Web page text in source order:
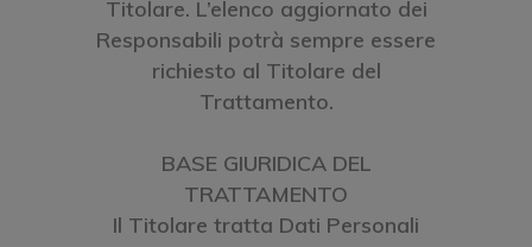
Titolare. L’elenco aggiornato dei
Responsabili potrà sempre essere
richiesto al Titolare del
Trattamento.
BASE GIURIDICA DEL
TRATTAMENTO
Il Titolare tratta Dati Personali